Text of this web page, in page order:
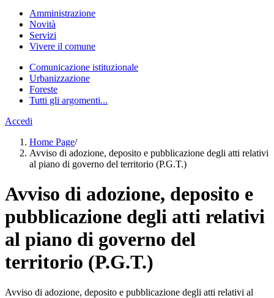
Amministrazione
Novità
Servizi
Vivere il comune
Comunicazione istituzionale
Urbanizzazione
Foreste
Tutti gli argomenti...
Accedi
Home Page/
Avviso di adozione, deposito e pubblicazione degli atti relativi
al piano di governo del territorio (P.G.T.)
Avviso di adozione, deposito e
pubblicazione degli atti relativi
al piano di governo del
territorio (P.G.T.)
Avviso di adozione, deposito e pubblicazione degli atti relativi al